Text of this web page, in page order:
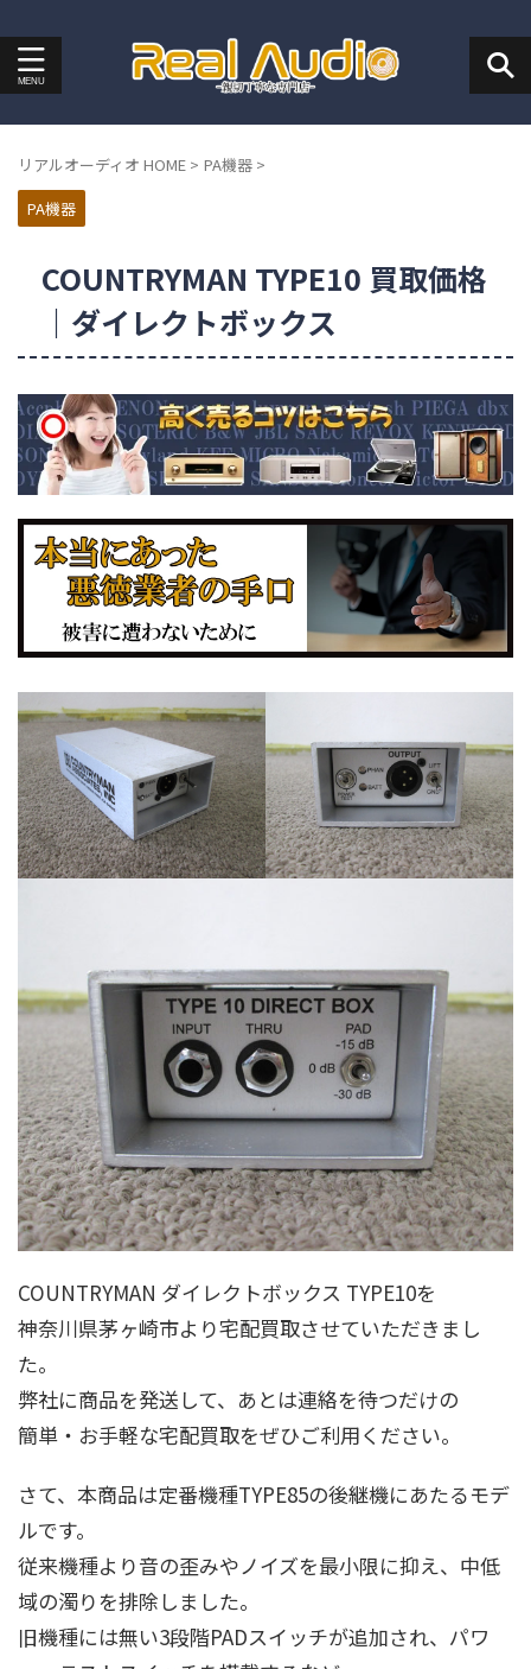
リアルオーディオ HOME > PA機器 >
PA機器
COUNTRYMAN TYPE10 買取価格
｜ダイレクトボックス
COUNTRYMAN ダイレクトボックス TYPE10を
神奈川県茅ヶ崎市より宅配買取させていただきまし
た。
弊社に商品を発送して、あとは連絡を待つだけの
簡単・お手軽な宅配買取をぜひご利用ください。
さて、本商品は定番機種TYPE85の後継機にあたるモデ
ルです。
従来機種より音の歪みやノイズを最小限に抑え、中低
域の濁りを排除しました。
旧機種には無い3段階PADスイッチが追加され、パワ